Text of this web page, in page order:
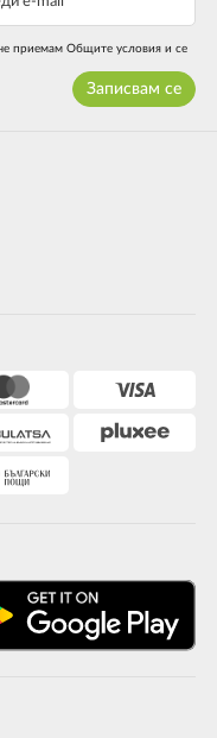
приемам Общите условия и се
Записвам се